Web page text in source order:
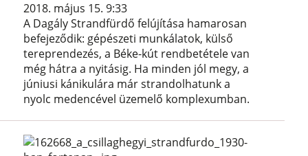
2018. május 15. 9:33
A Dagály Strandfürdő felújítása hamarosan
befejeződik: gépészeti munkálatok, külső
tereprendezés, a Béke-kút rendbetétele van
még hátra a nyitásig. Ha minden jól megy, a
júniusi kánikulára már strandolhatunk a
nyolc medencével üzemelő komplexumban.